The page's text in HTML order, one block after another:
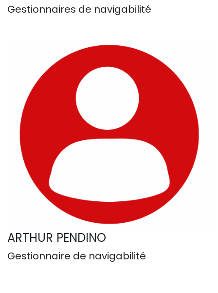
Gestionnaires de navigabilité
ARTHUR PENDINO
Gestionnaire de navigabilité